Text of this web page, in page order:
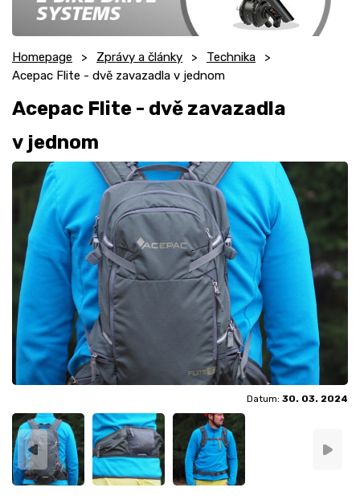
Homepage Zprávy a články
Technika
Acepac Flite - dvě zavazadla v jednom
Acepac Flite - dvě zavazadla
v jednom
Datum: 30. 03. 2024